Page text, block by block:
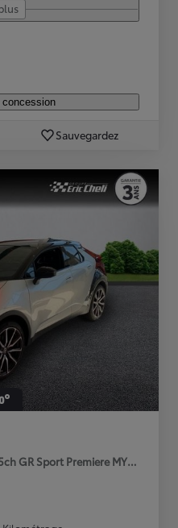
Sauvegardez
GR Sport Premiere MY25